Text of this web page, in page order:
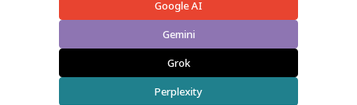
Google AI
Gemini
Grok
Perplexity